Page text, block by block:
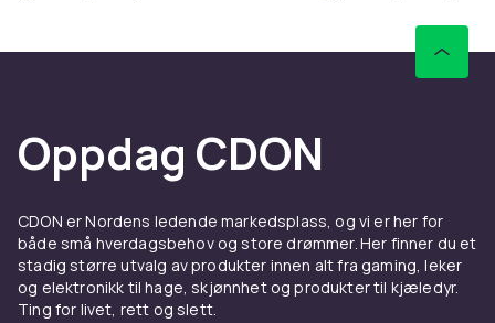
Oppdag CDON
CDON er Nordens ledende markedsplass, og vi er her for
både små hverdagsbehov og store drømmer. Her finner du et
stadig større utvalg av produkter innen alt fra gaming, leker
og elektronikk til hage, skjønnhet og produkter til kjæledyr.
Ting for livet, rett og slett.